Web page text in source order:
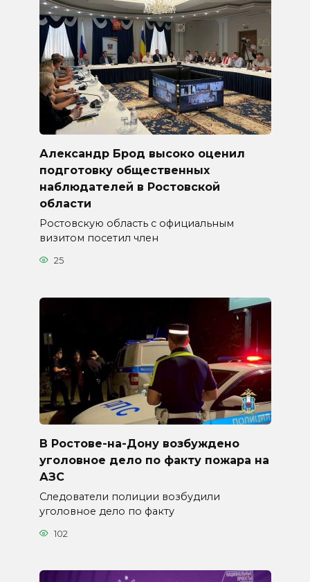
Александр Брод высоко оценил
подготовку общественных
наблюдателей в Ростовской
области
Ростовскую область с официальным
визитом посетил член
25
В Ростове-на-Дону возбуждено
уголовное дело по факту пожара на
АЗС
Следователи полиции возбудили
уголовное дело по факту
102